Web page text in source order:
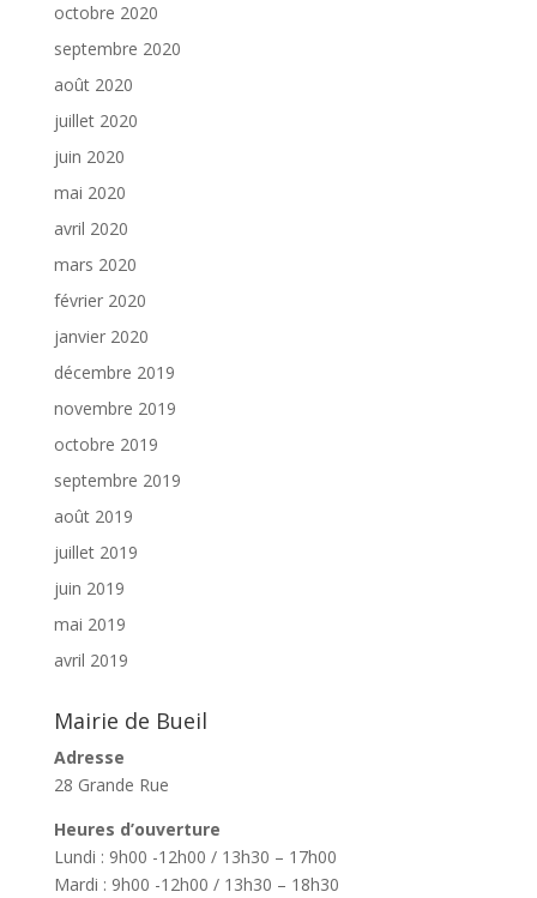
octobre 2020
septembre 2020
août 2020
juillet 2020
juin 2020
mai 2020
avril 2020
mars 2020
février 2020
janvier 2020
décembre 2019
novembre 2019
octobre 2019
septembre 2019
août 2019
juillet 2019
juin 2019
mai 2019
avril 2019
Mairie de Bueil
Adresse
28 Grande Rue
Heures d’ouverture
Lundi : 9h00 -12h00 / 13h30 – 17h00
Mardi : 9h00 -12h00 / 13h30 – 18h30